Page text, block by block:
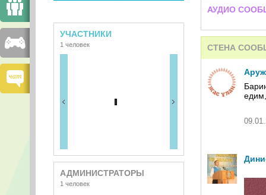
УЧАСТНИКИ
1 человек
АДМИНИСТРАТОРЫ
1 человек
АУДИО
СТЕНА